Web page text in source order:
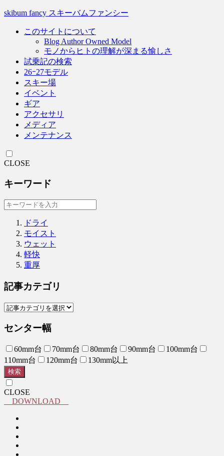
skibum fancy スキーバムファンシー
このサイトについて
Blog Author Owned Model
モノからヒトの理解が深まる愉しさ
試乗記の検索
26ｰ27モデル
スキー場
イベント
ギア
アクセサリ
メディア
メンテナンス
CLOSE
キーワード
ドライ
モイスト
ウェット
軽快
重厚
記事カテゴリ
センター幅
60mm台 70mm台 80mm台 90mm台
100mm台
110mm台
120mm台 130mm以上
検索
CLOSE
DOWNLOAD